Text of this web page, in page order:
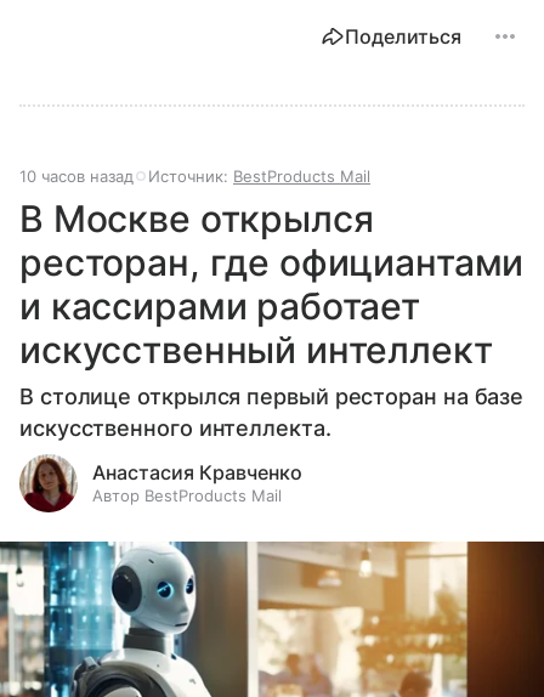
Поделиться
10 часов назад Источник: BestProducts Mail
В Москве открылся
ресторан, где официантами
и кассирами работает
искусственный интеллект
В столице открылся первый ресторан на базе
искусственного интеллекта.
Анастасия Кравченко
Автор BestProducts Mail